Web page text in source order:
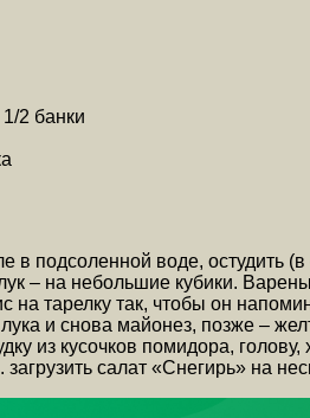
2 банки
в подсоленной воде, остудить
– на небольшие кубики.
на тарелку так, чтобы он
и снова майонез, позже –
из кусочков помидора,
загрузить салат «Снегирь» на